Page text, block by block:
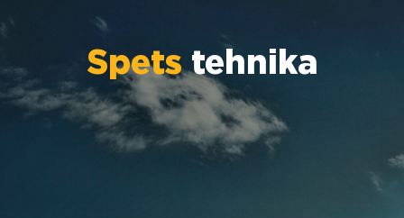
Spetstehnika